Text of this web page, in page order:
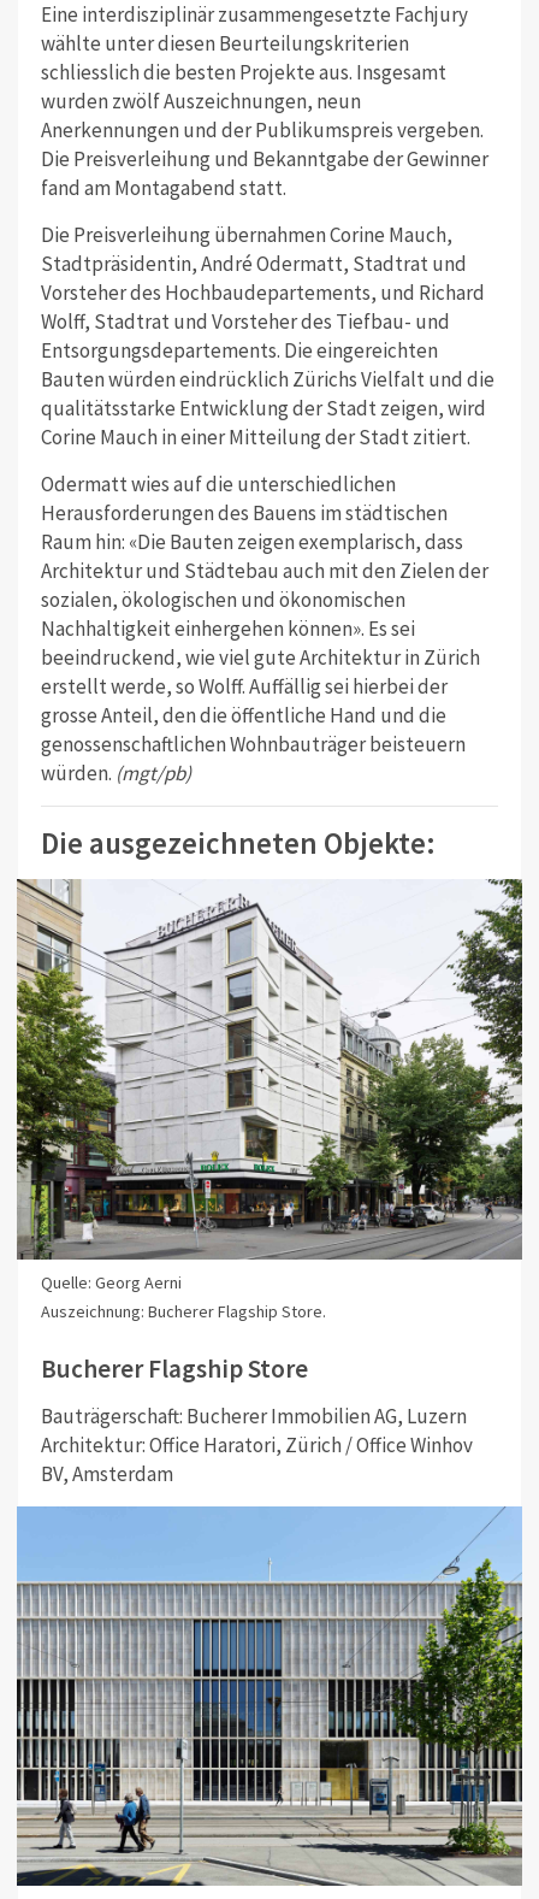
Eine interdisziplinär zusammengesetzte Fachjury
wählte unter diesen Beurteilungskriterien
schliesslich die besten Projekte aus. Insgesamt
wurden zwölf Auszeichnungen, neun
Anerkennungen und der Publikumspreis vergeben.
Die Preisverleihung und Bekanntgabe der Gewinner
fand am Montagabend statt.
Die Preisverleihung übernahmen Corine Mauch,
Stadtpräsidentin, André Odermatt, Stadtrat und
Vorsteher des Hochbaudepartements, und Richard
Wolff, Stadtrat und Vorsteher des Tiefbau- und
Entsorgungsdepartements. Die eingereichten
Bauten würden eindrücklich Zürichs Vielfalt und die
qualitätsstarke Entwicklung der Stadt zeigen, wird
Corine Mauch in einer Mitteilung der Stadt zitiert.
Odermatt wies auf die unterschiedlichen
Herausforderungen des Bauens im städtischen
Raum hin: «Die Bauten zeigen exemplarisch, dass
Architektur und Städtebau auch mit den Zielen der
sozialen, ökologischen und ökonomischen
Nachhaltigkeit einhergehen können». Es sei
beeindruckend, wie viel gute Architektur in Zürich
erstellt werde, so Wolff. Auffällig sei hierbei der
grosse Anteil, den die öffentliche Hand und die
genossenschaftlichen Wohnbauträger beisteuern
würden. (mgt/pb)
Die ausgezeichneten Objekte:
Quelle: Georg Aerni
Auszeichnung: Bucherer Flagship Store.
Bucherer Flagship Store
Bauträgerschaft: Bucherer Immobilien AG, Luzern
Architektur: Office Haratori, Zürich / Office Winhov
BV, Amsterdam